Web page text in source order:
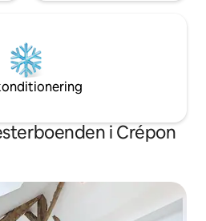
i Crépon